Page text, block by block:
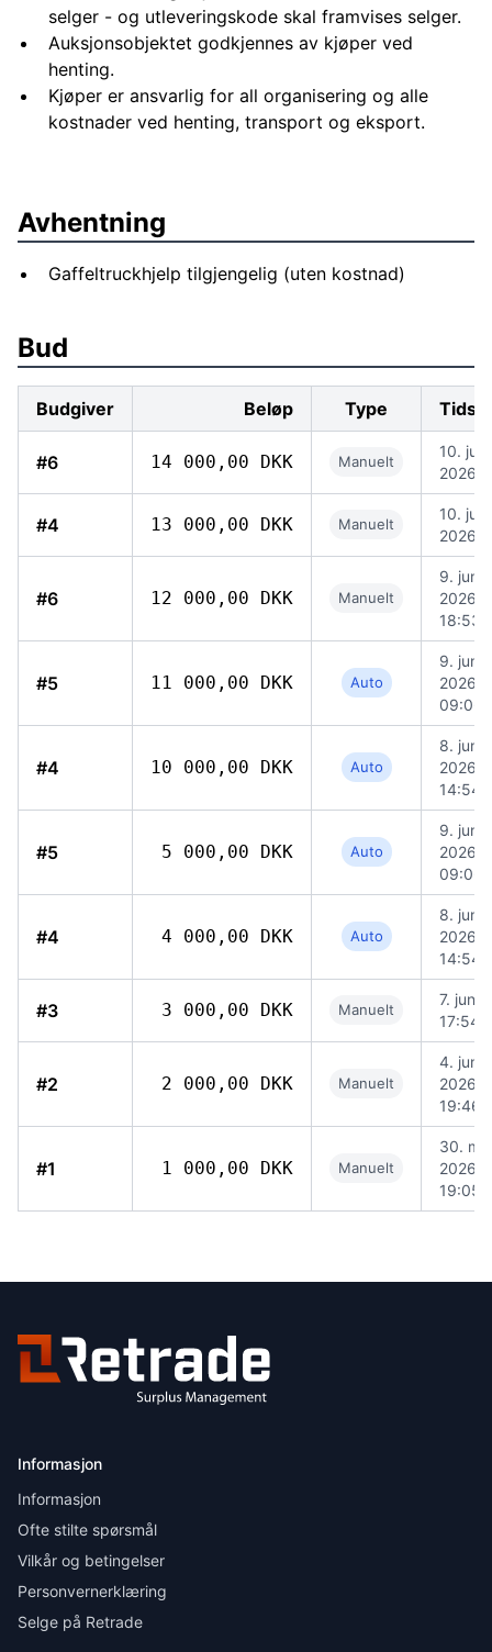
selger - og utleveringskode skal framvises selger.
Auksjonsobjektet godkjennes av kjøper ved
henting.
Kjøper er ansvarlig for all organisering og alle
kostnader ved henting, transport og eksport.
Avhentning
Gaffeltruckhjelp tilgjengelig (uten kostnad)
Bud
Budgiver Beløp Type
#6 14 000,00 DKK Manuelt
10. juni
2026,
#4 13 000,00 DKK Manuelt
10. juni
2026,
#6 12 000,00 DKK Manuelt
9. juni
2026,
18:53
#5 11 000,00 DKK Auto
9. juni
2026,
09:06
#4 10 000,00 DKK Auto
8. juni
2026,
14:54
#5 5 000,00 DKK Auto
9. juni
2026,
09:06
#4 4 000,00 DKK Auto
8. juni
2026,
14:54
#3 3 000,00 DKK Manuelt
7. juni
17:54
#2 2 000,00 DKK Manuelt
4. juni
2026,
19:46
#1 1 000,00 DKK Manuelt
30. mai
2026,
19:05
Informasjon
Informasjon
Ofte stilte spørsmål
Vilkår og betingelser
Personvernerklæring
Selge på Retrade